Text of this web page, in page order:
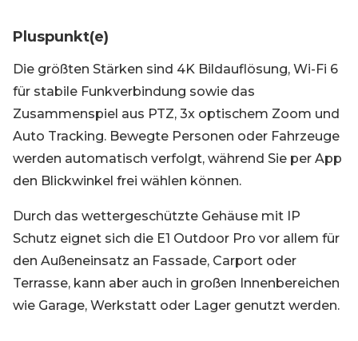
Pluspunkt(e)
Die größten Stärken sind 4K Bildauflösung, Wi-Fi 6
für stabile Funkverbindung sowie das
Zusammenspiel aus PTZ, 3x optischem Zoom und
Auto Tracking. Bewegte Personen oder Fahrzeuge
werden automatisch verfolgt, während Sie per App
den Blickwinkel frei wählen können.
Durch das wettergeschützte Gehäuse mit IP
Schutz eignet sich die E1 Outdoor Pro vor allem für
den Außeneinsatz an Fassade, Carport oder
Terrasse, kann aber auch in großen Innenbereichen
wie Garage, Werkstatt oder Lager genutzt werden.